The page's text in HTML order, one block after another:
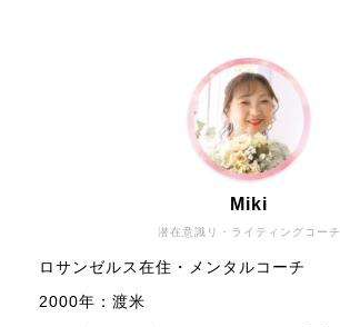
潜在意識リ・ライティングコーチ
Miki
ロサンゼルス在住・メンタルコーチ
2000年：渡米